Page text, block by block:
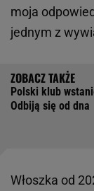
moja
jednym z
Polski klub
Odbiją się od dna
Włoszka od